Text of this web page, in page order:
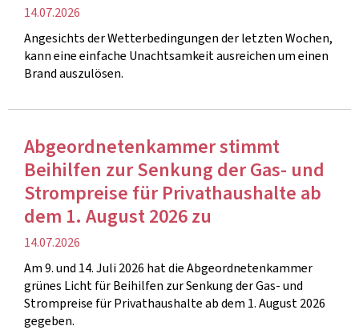
Veröffentlichung
14.07.2026
Angesichts der Wetterbedingungen der letzten Wochen,
kann eine einfache Unachtsamkeit ausreichen um einen
Brand auszulösen.
Abgeordnetenkammer stimmt
Beihilfen zur Senkung der Gas- und
Strompreise für Privathaushalte ab
dem 1. August 2026 zu
Veröffentlichung
14.07.2026
Am 9. und 14. Juli 2026 hat die Abgeordnetenkammer
grünes Licht für Beihilfen zur Senkung der Gas- und
Strompreise für Privathaushalte ab dem 1. August 2026
gegeben.